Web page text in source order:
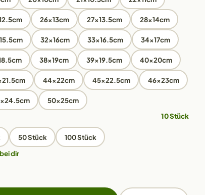
26x13cm 27x13.5cm 28x14cm
32x16cm 33x16.5cm 34x17cm
38x19cm 39x19.5cm 40x20cm
44x22cm 45x22.5cm 46x23cm
50x25cm
10 Stück
50 Stück
100 Stück
dir